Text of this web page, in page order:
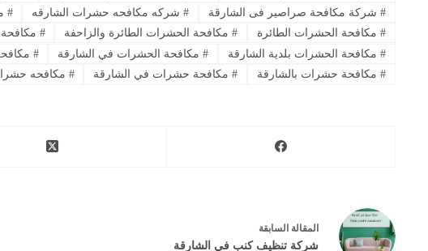
#شركة مكافحة صراصير فى الشارقة #شركه مكافحه حشرات الشارقه #
#مكافحة الحشرات الطائرة #مكافحة الحشرات الطائرة والزاحفة #
#مكافحة الحشرات بلدية الشارقة #مكافحة الحشرات في الشارقة #
#مكافحة حشرات بالشارقة #مكافحة حشرات في الشارقة # مكافحه
المقالة السابقة
شركة تنظيف كنب في الشارقة